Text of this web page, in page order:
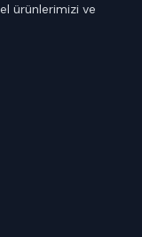
ürünlerimizi ve